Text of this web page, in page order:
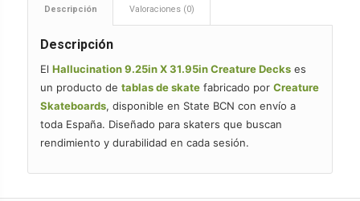
Descripción Valoraciones (0)
Descripción
El Hallucination 9.25in X 31.95in Creature Deckses
un producto de tablas de skatefabricado por Creature
Skateboards, disponible en State BCN con envío a
toda España. Diseñado para skaters que buscan
rendimiento y durabilidad en cada sesión.